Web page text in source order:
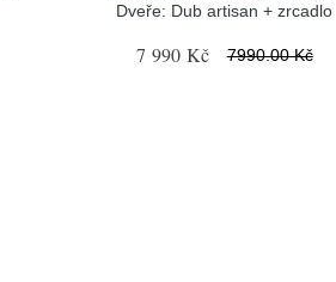
Dveře: Dub artisan + zrcadlo
7 990 Kč 7990.00 Kč